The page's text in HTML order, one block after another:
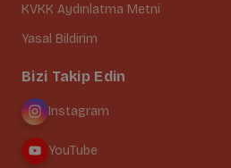
KVKK Aydınlatma Metni
Yasal Bildirim
Bizi Takip Edin
Instagram
YouTube